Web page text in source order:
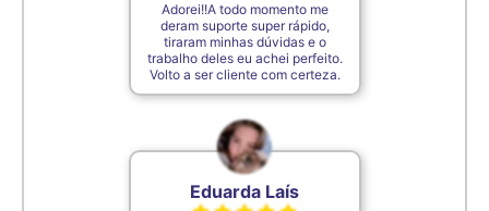
Adorei!!A todo momento me
deram suporte super rápido,
tiraram minhas dúvidas e o
trabalho deles eu achei perfeito.
Volto a ser cliente com certeza.
Eduarda Laís